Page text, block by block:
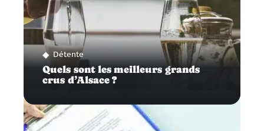
Détente
Quels sont les meilleurs grands
crus d’Alsace ?